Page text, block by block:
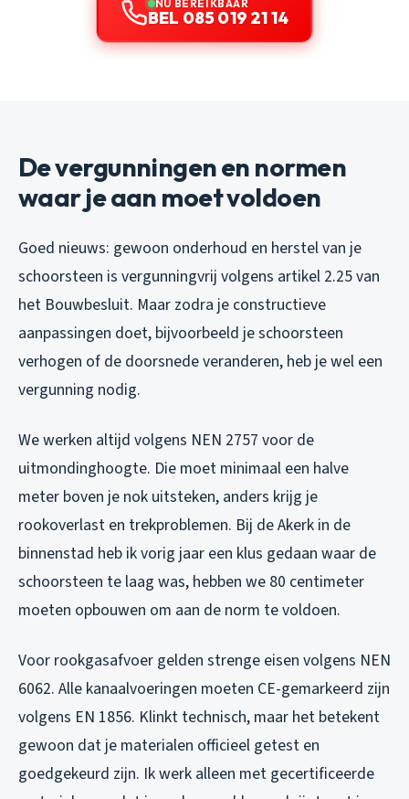
NU BEREIKBAAR
BEL 085 019 21 14
De vergunningen en normen
waar je aan moet voldoen
Goed nieuws: gewoon onderhoud en herstel van je
schoorsteen is vergunningvrij volgens artikel 2.25 van
het Bouwbesluit. Maar zodra je constructieve
aanpassingen doet, bijvoorbeeld je schoorsteen
verhogen of de doorsnede veranderen, heb je wel een
vergunning nodig.
We werken altijd volgens NEN 2757 voor de
uitmondinghoogte. Die moet minimaal een halve
meter boven je nok uitsteken, anders krijg je
rookoverlast en trekproblemen. Bij de Akerk in de
binnenstad heb ik vorig jaar een klus gedaan waar de
schoorsteen te laag was, hebben we 80 centimeter
moeten opbouwen om aan de norm te voldoen.
Voor rookgasafvoer gelden strenge eisen volgens NEN
6062. Alle kanaalvoeringen moeten CE-gemarkeerd zijn
volgens EN 1856. Klinkt technisch, maar het betekent
gewoon dat je materialen officieel getest en
goedgekeurd zijn. Ik werk alleen met gecertificeerde